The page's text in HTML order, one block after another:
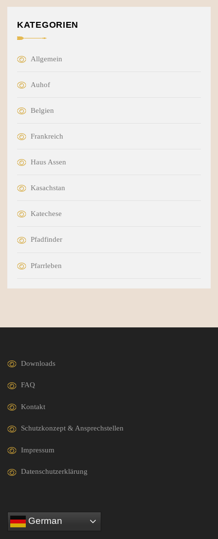
KATEGORIEN
Allgemein
Auhof
Belgien
Frankreich
Haus Assen
Kasachstan
Katechese
Pfadfinder
Pfarrleben
Downloads
FAQ
Kontakt
Schutzkonzept & Ansprechstellen
Impressum
Datenschutzerklärung
German